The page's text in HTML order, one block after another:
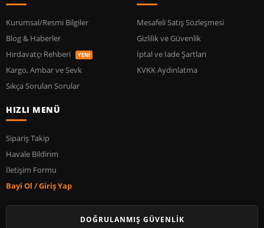
Kurumsal/Resmi Bilgiler
Blog & Haberler
Hırdavatçı Rehberi
YENİ
Kargo, Ambar ve Sevk
Sıkça Sorulan Sorular
Mesafeli Satış Sözleşmesi
Gizlilik ve Güvenlik
İptal ve İade Şartları
KVKK Aydınlatma
HIZLI MENÜ
Sipariş Takip
Havale Bildirim
İletişim Formu
Bayi Ol / Giriş Yap
DOĞRULANMIŞ GÜVENLİK